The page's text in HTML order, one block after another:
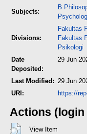
Subjects:
B
Divisions:
Fakultas
Fakultas
Psikologi
Date
Deposited:
29 Jun
Last Modified: 29 Jun
URI:
https://
Actions (login
View Item